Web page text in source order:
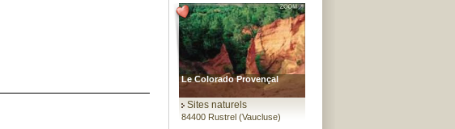
Le Colorado Provençal
Sites naturels
84400 Rustrel (Vaucluse)